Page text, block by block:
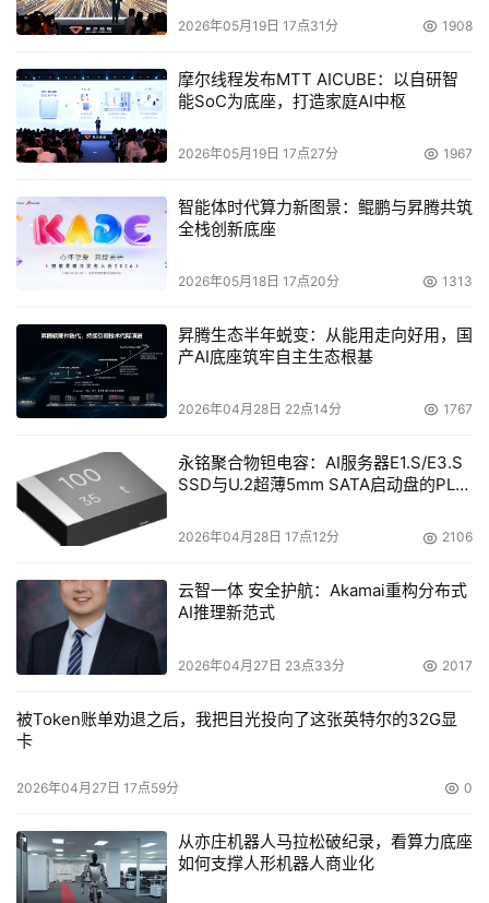
「随着远程接入技术的发展再加上3G服务的推出，我们
BUSINESS SOLUTION (NOBS) 将会是我们今年度其中一
个重点推广的产品。借助NOBS，员工可以通过任何一台带
浏览器的移动设备，例如手提电话，轻松地接入公司内联网
存取信息，这不但增加了员工的工作效率，最重要是令企业
从信息科技投资中获得更多价值。」群柏数码高级系统顾问
莫颂舜说。
现时群柏代理的部份产品，已占香港市场份额的九成以
上，成立的三年间，亦在中国多个主要城市包括北京、上
海、广州、深圳及成都设立据点，而且每年的销售额均有高
来，群柏会朝甚么方向发展？范岚说：「本着群柏一贯的精
神，我们将不断引入行业内之技术领先产品，为客户提供最
贴身及先进的网络方案。我们亦会继续努力开拓及扩大整个
谈到群柏的致胜之道，范岚信心十足表示：「现时群柏已
是网络产品的金牌代理商，我们是众多海外网络产品及方案
货商，渠道伙伴及客户的大力推崇，很多人一想起网络系
统，便会想起群柏，这已是我们的优势。而且，我们将不停
向前，利用专业的技术及完善的服务，继续为客户服务。」
本文来源于DOIT传媒，文章内容仅供参考，不构成投资建议。
2026年05月19日 17点31分 1908
摩尔线程发布MTT AICUBE：以自研智
能SoC为底座，打造家庭AI中枢
2026年05月19日 17点27分 1967
智能体时代算力新图景：鲲鹏与昇腾共筑
全栈创新底座
2026年05月18日 17点20分 1313
昇腾生态半年蜕变：从能用走向好用，国
产AI底座筑牢自主生态根基
2026年04月28日 22点14分 1767
永铭聚合物钽电容：AI服务器E1.S/E3.S
SSD与U.2超薄5mm SATA启动盘的PLP
2026年04月28日 17点12分 2106
云智一体 安全护航：Akamai重构分布式
AI推理新范式
2026年04月27日 23点33分 2017
被Token账单劝退之后，我把目光投向了这张英特尔的32G显
卡
2026年04月27日 17点59分 0
从亦庄机器人马拉松破纪录，看算力底座
如何支撑人形机器人商业化